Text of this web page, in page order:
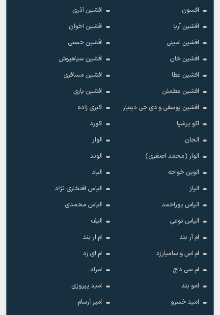
افسون
افشین آذری
افشین آریا
افشین اخوان
افشین امینی
افشین حسنی
افشین خان
افشین سیاهپوش
افشین عطا
افشین مسافری
افشین مطمئن
افشین یاری
افشین یوسفی و دی جی دینیار
اکبری زاده
اکو پرشیا
اکورد
الجان
الوار
الوار (محمد اصغری)
الوند
الوین خواجه
الیاد
الیاز
الیاس افتخاری نژاد
الیاس پوراحمد
الیاس محمدی
الیاس نوعی
الیف
ام آر بند
ام ار بند
ام اس و سامیارزد
ام ای زد
ام سی داج
امراد
امو بند
امید پیروزی
امید خسرو
امیر آرسام